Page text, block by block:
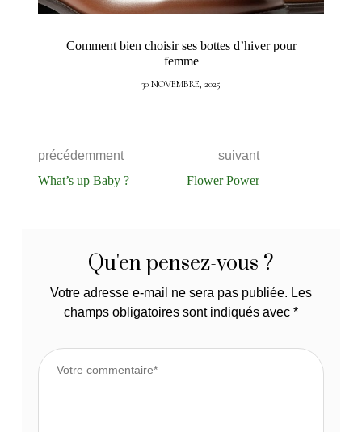
Comment bien choisir ses bottes d’hiver pour
femme
30 NOVEMBRE, 2025
précédemment
What’s up Baby ?
suivant
Flower Power
Qu'en pensez-vous ?
Votre adresse e-mail ne sera pas publiée. Les
champs obligatoires sont indiqués avec *